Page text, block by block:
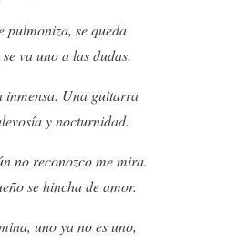
pulmoniza, se queda
va uno a las dudas.
Una guitarra
y nocturnidad.
no reconozco me mira.
se hincha de amor.
uno ya no es uno,